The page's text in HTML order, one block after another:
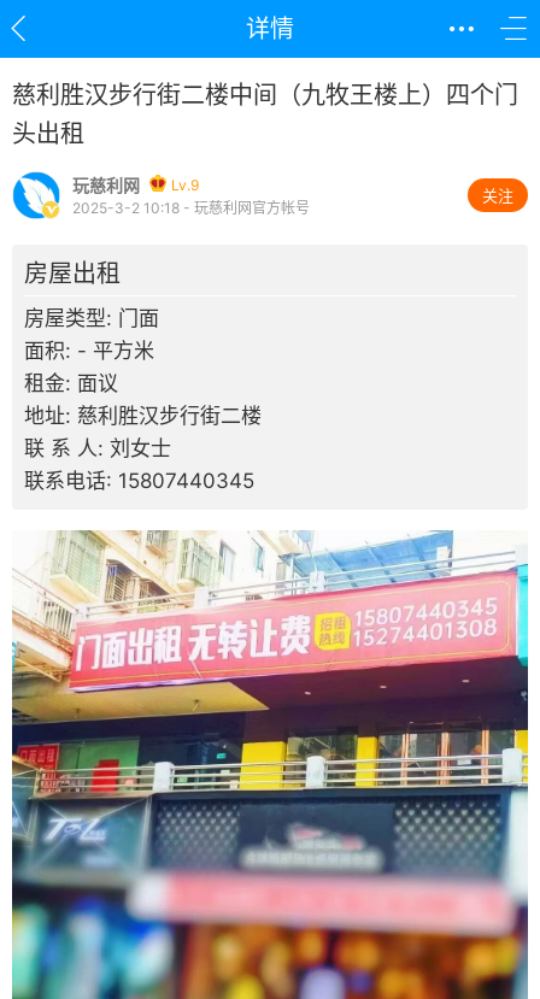
详情
慈利胜汉步行街二楼中间（九牧王楼上）四个门
头出租
玩慈利网
Lv.9
2025-3-2 10:18 - 玩慈利网官方帐号
关注
房屋出租
房屋类型: 门面
面积: - 平方米
租金: 面议
地址: 慈利胜汉步行街二楼
联 系 人: 刘女士
联系电话: 15807440345